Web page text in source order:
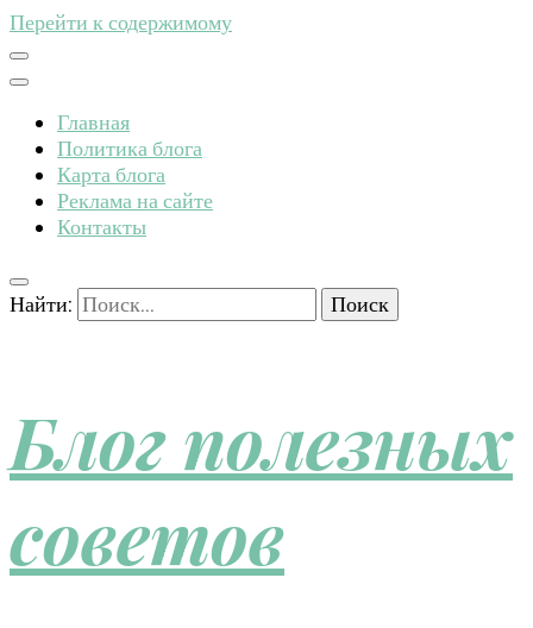
Перейти к содержимому
Главная
Политика блога
Карта блога
Реклама на сайте
Контакты
Найти:
Блог полезных
советов